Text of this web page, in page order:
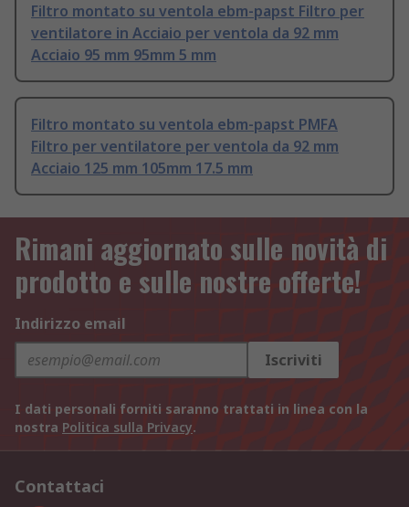
Filtro montato su ventola ebm-papst Filtro per
ventilatore in Acciaio per ventola da 92 mm
Acciaio 95 mm 95mm 5 mm
Filtro montato su ventola ebm-papst PMFA
Filtro per ventilatore per ventola da 92 mm
Acciaio 125 mm 105mm 17.5 mm
Rimani aggiornato sulle novità di
prodotto e sulle nostre offerte!
Indirizzo email
Iscriviti
I dati personali forniti saranno trattati in linea con la
nostra Politica sulla Privacy.
Contattaci